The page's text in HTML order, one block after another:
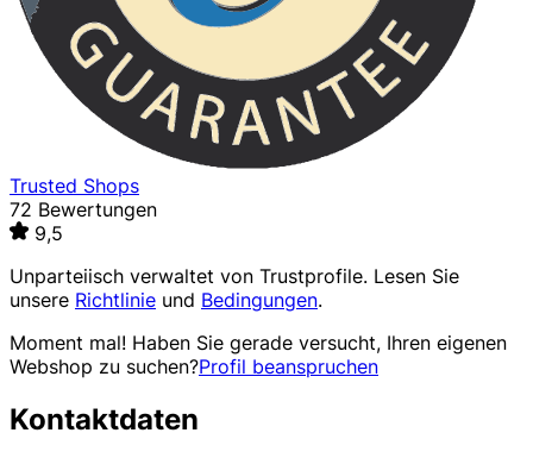
Trusted Shops
72 Bewertungen
9,5
Unparteiisch verwaltet von Trustprofile. Lesen Sie
unsere Richtlinie und Bedingungen.
Moment mal! Haben Sie gerade versucht, Ihren eigenen
Webshop zu suchen?Profil beanspruchen
Kontaktdaten